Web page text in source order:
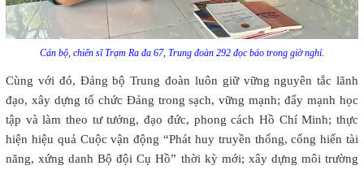
Cán bộ, chiến sĩ Trạm Ra đa 67, Trung đoàn 292 đọc báo trong giờ nghỉ.
Cùng với đó, Đảng bộ Trung đoàn luôn giữ vững nguyên tắc lãnh
đạo, xây dựng tổ chức Đảng trong sạch, vững mạnh; đẩy mạnh học
tập và làm theo tư tưởng, đạo đức, phong cách Hồ Chí Minh; thực
hiện hiệu quả Cuộc vận động “Phát huy truyền thống, cống hiến tài
năng, xứng danh Bộ đội Cụ Hồ” thời kỳ mới; xây dựng môi trường